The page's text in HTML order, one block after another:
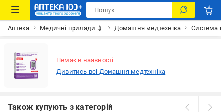
Аптека Медичні прилади 💉 Домашня медтехніка Система
Немає в наявності
Дивитись всі Домашня медтехніка
Також купують з категорій